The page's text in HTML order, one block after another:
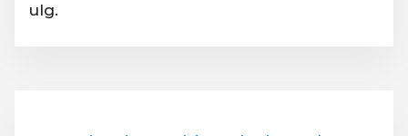
ulg.